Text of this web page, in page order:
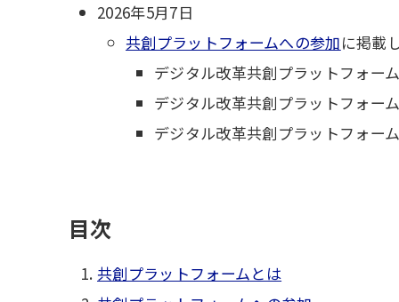
2026年5月7日
共創プラットフォームへの参加に掲載
デジタル改革共創プラットフォー
デジタル改革共創プラットフォー
デジタル改革共創プラットフォー
目次
共創プラットフォームとは